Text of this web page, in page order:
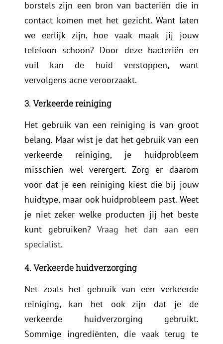
borstels zijn een bron van bacteriën die in
contact komen met het gezicht. Want laten
we eerlijk zijn, hoe vaak maak jij jouw
telefoon schoon? Door deze bacteriën en
vuil kan de huid verstoppen, want
vervolgens acne veroorzaakt.
3. Verkeerde reiniging
Het gebruik van een reiniging is van groot
belang. Maar wist je dat het gebruik van een
verkeerde reiniging, je huidprobleem
misschien wel verergert. Zorg er daarom
voor dat je een reiniging kiest die bij jouw
huidtype, maar ook huidprobleem past. Weet
je niet zeker welke producten jij het beste
kunt gebruiken? Vraag het dan aan een
specialist.
4. Verkeerde huidverzorging
Net zoals het gebruik van een verkeerde
reiniging, kan het ook zijn dat je de
verkeerde huidverzorging gebruikt.
Sommige ingrediënten, die vaak terug te